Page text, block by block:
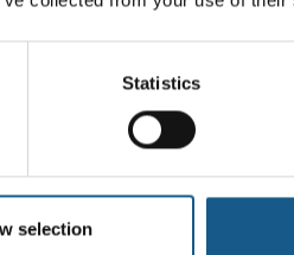
Statistics
selection
for AI &